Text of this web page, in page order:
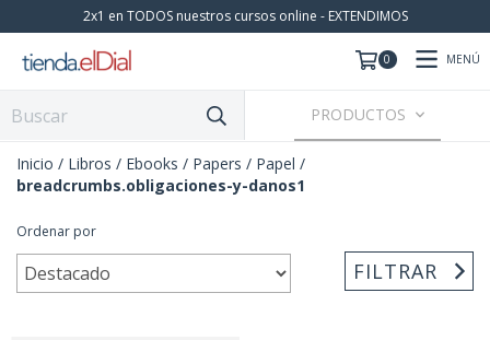
2x1 en TODOS nuestros cursos online - EXTENDIMOS
0 MENÚ
PRODUCTOS
Inicio / Libros / Ebooks / Papers / Papel /
breadcrumbs.obligaciones-y-danos1
Ordenar por
FILTRAR